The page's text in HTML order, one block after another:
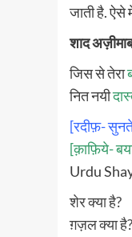
जाती है. ऐसे
शाद
जिस से तेरा
नित नयी
[रदीफ़-
[क़ाफ़िये-
Urdu
शेर क्या है?
ग़ज़ल क्या है?